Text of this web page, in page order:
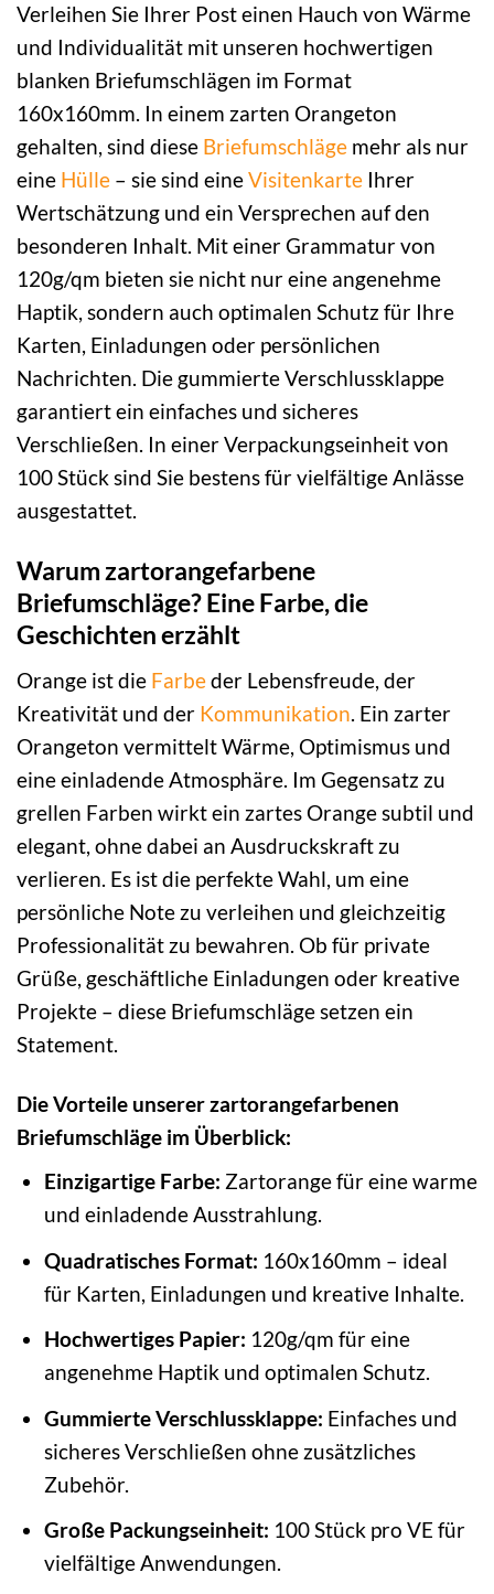
Verleihen Sie Ihrer Post einen Hauch von Wärme
und Individualität mit unseren hochwertigen
blanken Briefumschlägen im Format
160x160mm. In einem zarten Orangeton
gehalten, sind diese Briefumschläge mehr als nur
eine Hülle – sie sind eineVisitenkarte Ihrer
Wertschätzung und ein Versprechen auf den
besonderen Inhalt. Mit einer Grammatur von
120g/qm bieten sie nicht nur eine angenehme
Haptik, sondern auch optimalen Schutz für Ihre
Karten, Einladungen oder persönlichen
Nachrichten. Die gummierte Verschlussklappe
garantiert ein einfaches und sicheres
Verschließen. In einer Verpackungseinheit von
100 Stück sind Sie bestens für vielfältige Anlässe
ausgestattet.
Warum zartorangefarbene
Briefumschläge? Eine Farbe, die
Geschichten erzählt
Orange ist die Farbeder Lebensfreude, der
Kreativität und der Kommunikation . Ein zarter
Orangeton vermittelt Wärme, Optimismus und
eine einladende Atmosphäre. Im Gegensatz zu
grellen Farben wirkt ein zartes Orange subtil und
elegant, ohne dabei an Ausdruckskraft zu
verlieren. Es ist die perfekte Wahl, um eine
persönliche Note zu verleihen und gleichzeitig
Professionalität zu bewahren. Ob für private
Grüße, geschäftliche Einladungen oder kreative
Projekte – diese Briefumschläge setzen ein
Statement.
Die Vorteile unserer zartorangefarbenen
Briefumschläge im Überblick:
Einzigartige Farbe: Zartorange für eine warme
und einladende Ausstrahlung.
Quadratisches Format: 160x160mm – ideal
für Karten, Einladungen und kreative Inhalte.
Hochwertiges Papier: 120g/qm für eine
angenehme Haptik und optimalen Schutz.
Gummierte Verschlussklappe: Einfaches und
sicheres Verschließen ohne zusätzliches
Zubehör.
Große Packungseinheit: 100 Stück pro VE für
vielfältige Anwendungen.